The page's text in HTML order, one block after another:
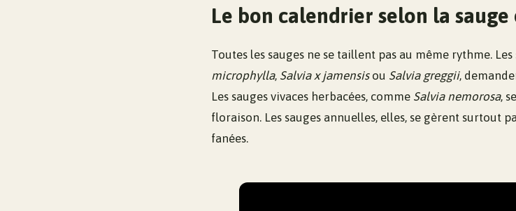
Le bon calendrier selon la
Toutes les sauges ne se taillent pas au même rythme.
microphylla, Salvia x jamensisou Salvia greggii,
Les sauges vivaces herbacées, comme Salvia nemorosa,
floraison. Les sauges annuelles, elles, se gèrent surtout
fanées.